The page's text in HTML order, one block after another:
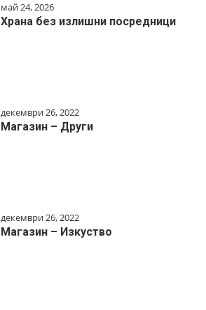
май 24, 2026
Храна без излишни посредници
декември 26, 2022
Магазин – Други
декември 26, 2022
Магазин – Изкуство